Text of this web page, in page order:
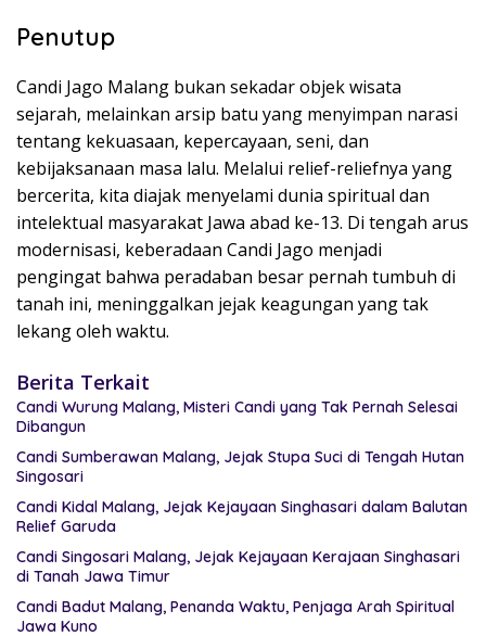
Penutup
Candi Jago Malang bukan sekadar objek wisata
sejarah, melainkan arsip batu yang menyimpan narasi
tentang kekuasaan, kepercayaan, seni, dan
kebijaksanaan masa lalu. Melalui relief-reliefnya yang
bercerita, kita diajak menyelami dunia spiritual dan
intelektual masyarakat Jawa abad ke-13. Di tengah arus
modernisasi, keberadaan Candi Jago menjadi
pengingat bahwa peradaban besar pernah tumbuh di
tanah ini, meninggalkan jejak keagungan yang tak
lekang oleh waktu.
Berita Terkait
Candi Wurung Malang, Misteri Candi yang Tak Pernah Selesai
Dibangun
Candi Sumberawan Malang, Jejak Stupa Suci di Tengah Hutan
Singosari
Candi Kidal Malang, Jejak Kejayaan Singhasari dalam Balutan
Relief Garuda
Candi Singosari Malang, Jejak Kejayaan Kerajaan Singhasari
di Tanah Jawa Timur
Candi Badut Malang, Penanda Waktu, Penjaga Arah Spiritual
Jawa Kuno